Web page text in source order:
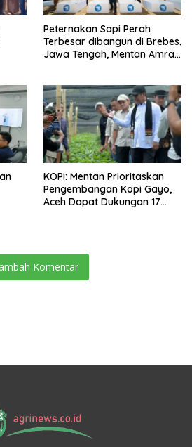
Peternakan Sapi Perah
Terbesar dibangun di Brebes,
Jawa Tengah, Mentan Amran
KOPI: Mentan Prioritaskan
Pengembangan Kopi Gayo,
Aceh Dapat Dukungan 17
Komentar